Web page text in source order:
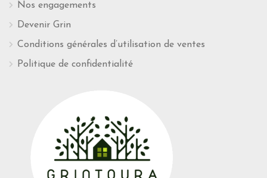
Nos engagements
Devenir Grin
Conditions générales d’utilisation de ventes
Politique de confidentialité